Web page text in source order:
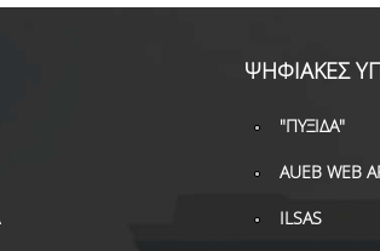
ΨΗΦΙΑΚΕΣ
"ΠΥΞΙΔΑ"
AUEB WEB
ILSAS